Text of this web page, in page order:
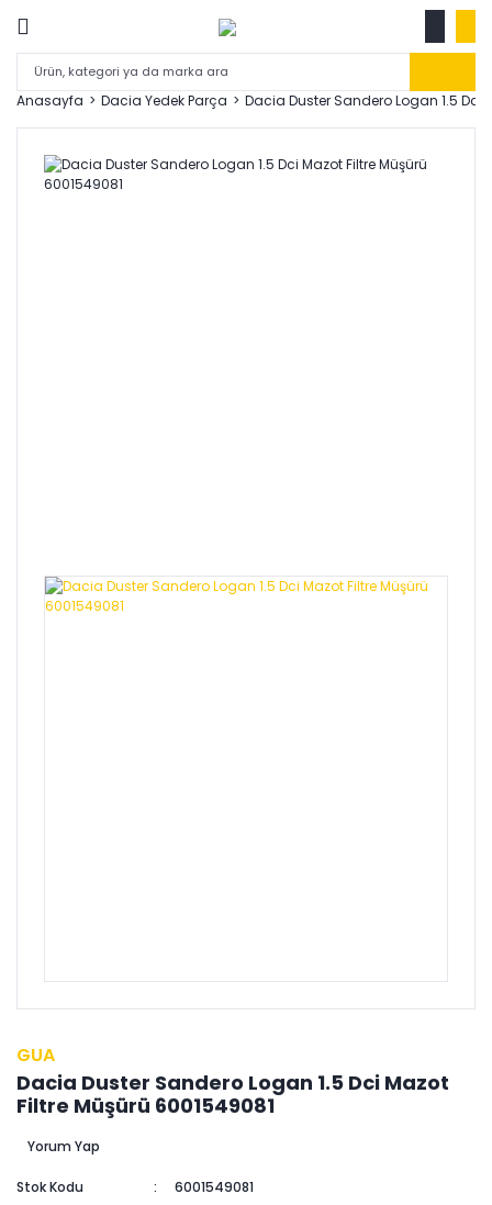
Anasayfa Dacia Yedek Parça Dacia Duster Sandero Logan 1.5 Dci
GUA
Dacia Duster Sandero Logan 1.5 Dci Mazot
Filtre Müşürü 6001549081
Yorum Yap
Stok Kodu
6001549081